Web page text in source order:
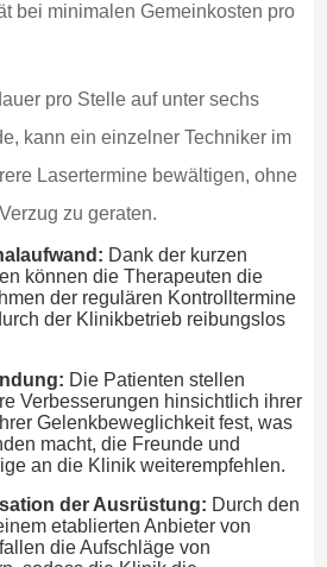
bei minimalen Gemeinkosten pro
pro Stelle auf unter sechs
kann ein einzelner Techniker im
Lasertermine bewältigen, ohne
zu geraten.
Dank der kurzen
können die Therapeuten die
der regulären Kontrolltermine
der Klinikbetrieb reibungslos
Die Patienten stellen
Verbesserungen hinsichtlich ihrer
Gelenkbeweglichkeit fest, was
macht, die Freunde und
an die Klinik weiterempfehlen.
der Ausrüstung: Durch den
etablierten Anbieter von
die Aufschläge von